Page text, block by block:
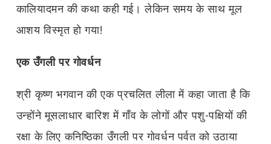
कालियादमन की कथा कही गई। लेकिन समय के साथ मूल
आशय विस्मृत हो गया!
एक उँगली पर गोवर्धन
श्री कृष्ण भगवान की एक प्रचलित लीला में कहा जाता है कि
उन्होंने मूसलाधार बारिश में गाँव के लोगों और पशु-पक्षियों की
रक्षा के लिए कनिष्ठिका उँगली पर गोवर्धन पर्वत को उठाया